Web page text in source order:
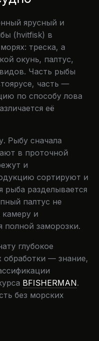
ярусный и
(hvitfisk) в
треска, а
окунь, палтус,
Часть рыбы
часть —
по способу лова
её
Рыбу сначала
в проточной
и
сортируют и
разделывается
палтус не
и
заморозки.
глубокое
— знание,
BFISHERMAN.
без морских